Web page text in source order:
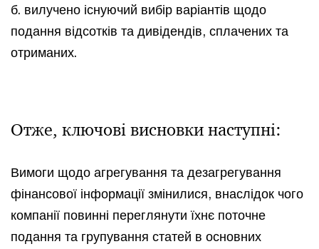
б. вилучено існуючий вибір варіантів щодо
подання відсотків та дивідендів, сплачених та
отриманих.
Отже, ключові висновки наступні:
Вимоги щодо агрегування та дезагрегування
фінансової інформації змінилися, внаслідок чого
компанії повинні переглянути їхнє поточне
подання та групування статей в основних